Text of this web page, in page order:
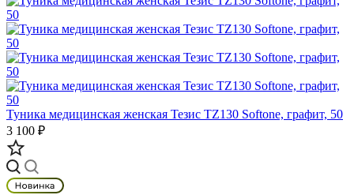
Туника медицинская женская Тезис TZ130 Softone, графит, 50
3 100 ₽